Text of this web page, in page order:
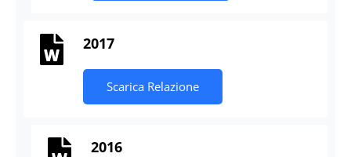
2017
Scarica Relazione
2016